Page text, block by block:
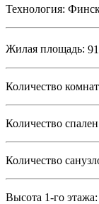
Технология:
Жилая площадь:
Количество
Количество
Количество
Высота 1-го этажа: